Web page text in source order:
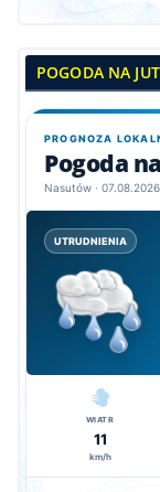
POGODA NA
PROGNOZA
Pogoda
Nasutów · 07.08.2026
UTRUDNIENIA
WIATR
11
km/h